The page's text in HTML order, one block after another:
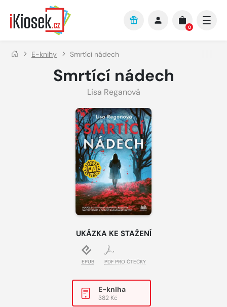
Přejít na hlavní obsah
0
E-knihy Smrtící nádech
Smrtící nádech
Lisa Reganová
UKÁZKA KE STAŽENÍ
EPUB PDF PRO ČTEČKY
E-kniha
382 Kč